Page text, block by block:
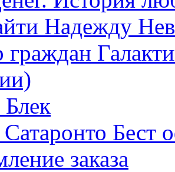
Надежду
граждан
Бест
заказа